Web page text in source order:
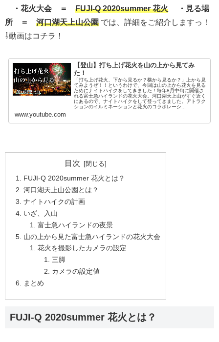
・花火大会 ＝ FUJI-Q 2020summer 花火
・見る場
所 ＝ 河口湖天上山公園 では、詳細をご紹介しますっ！
⇩動画はコチラ！
【登山】打ち上げ花火を山の上から見てみ
た！
「打ち上げ花火、下から見るか？横から見るか？」上から見
てみようぜ！！というわけで、今回は山の上から花火を見る
ためにナイトハイクをしてきました！毎年8月中旬に開催さ
れる富士急ハイランドの花火大会。河口湖天上山がすぐ近く
にあるので、ナイトハイクをして登ってきました。アトラク
ションのイルミネーションと花火のコラボレーシ...
www.youtube.com
目次
FUJI-Q 2020summer 花火とは？
河口湖天上山公園とは？
ナイトハイクの計画
いざ、入山
富士急ハイランドの夜景
山の上から見た富士急ハイランドの花火大会
花火を撮影したカメラの設定
三脚
カメラの設定値
まとめ
FUJI-Q 2020summer 花火とは？